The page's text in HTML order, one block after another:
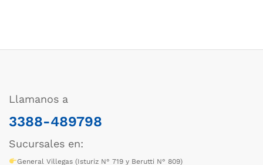
Llamanos a
3388-489798
Sucursales en:
General Villegas (Isturiz N° 719 y Berutti N° 809)